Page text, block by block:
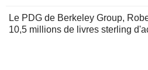
Le PDG de Berkeley Group,
10,5 millions de livres sterling